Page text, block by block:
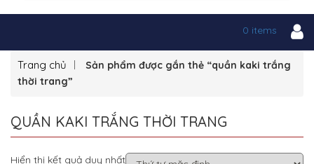
0 items
Trang chủ
Sản phẩm được gắn thẻ “quần kaki trắng
thời trang”
QUẦN KAKI TRẮNG THỜI TRANG
Hiển thị kết quả duy nhất